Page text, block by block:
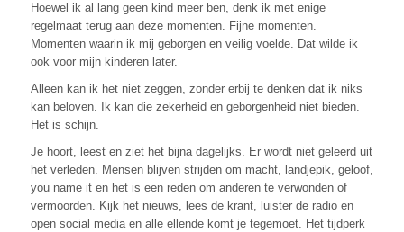
Hoewel ik al lang geen kind meer ben, denk ik met enige
regelmaat terug aan deze momenten. Fijne momenten.
Momenten waarin ik mij geborgen en veilig voelde. Dat wilde ik
ook voor mijn kinderen later.
Alleen kan ik het niet zeggen, zonder erbij te denken dat ik niks
kan beloven. Ik kan die zekerheid en geborgenheid niet bieden.
Het is schijn.
Je hoort, leest en ziet het bijna dagelijks. Er wordt niet geleerd uit
het verleden. Mensen blijven strijden om macht, landjepik, geloof,
you name it en het is een reden om anderen te verwonden of
vermoorden. Kijk het nieuws, lees de krant, luister de radio en
open social media en alle ellende komt je tegemoet. Het tijdperk